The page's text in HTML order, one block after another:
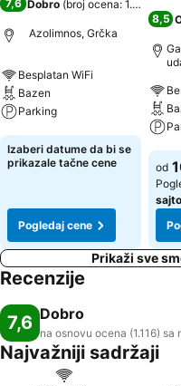
7,6 Dobro (broj ocena: 1.116
Azolimnos, Grčka
Besplatan WiFi
Bazen
Parking
Pogledaj cene
Izaberi datume da bi se
prikazale tačne cene
Pogledaj cene
8,5
od
Prikaži sve
Recenzije
7,6 Dobro
na osnovu ocena (1.116) sa
Najvažniji sadržaji